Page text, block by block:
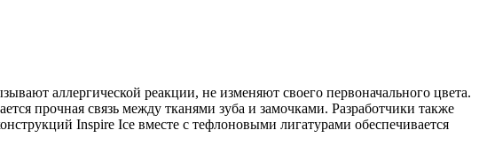
аллергической реакции, не изменяют своего первоначального цвета.
прочная связь между тканями зуба и замочками. Разработчики также
Inspire Ice вместе с тефлоновыми лигатурами обеспечивается